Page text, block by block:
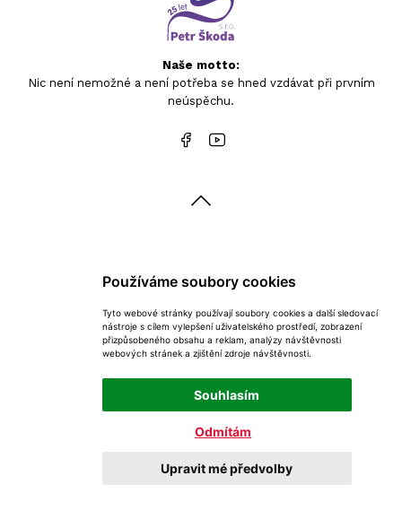
Používáme soubory cookies
Tyto webové stránky používají soubory cookies a další sledovací
nástroje s cílem vylepšení uživatelského prostředí, zobrazení
přizpůsobeného obsahu a reklam, analýzy návštěvnosti
webových stránek a zjištění zdroje návštěvnosti.
Souhlasím
Odmítám
Upravit mé předvolby
Naše motto:
Nic není nemožné a není potřeba se hned vzdávat při prvním
neúspěchu.
Nátěry i nástřiky plechových obložení ..
Malování a nátěry
Malování průmyslových objektů
Nátěry fasád
Nátěry dřevěných fasád